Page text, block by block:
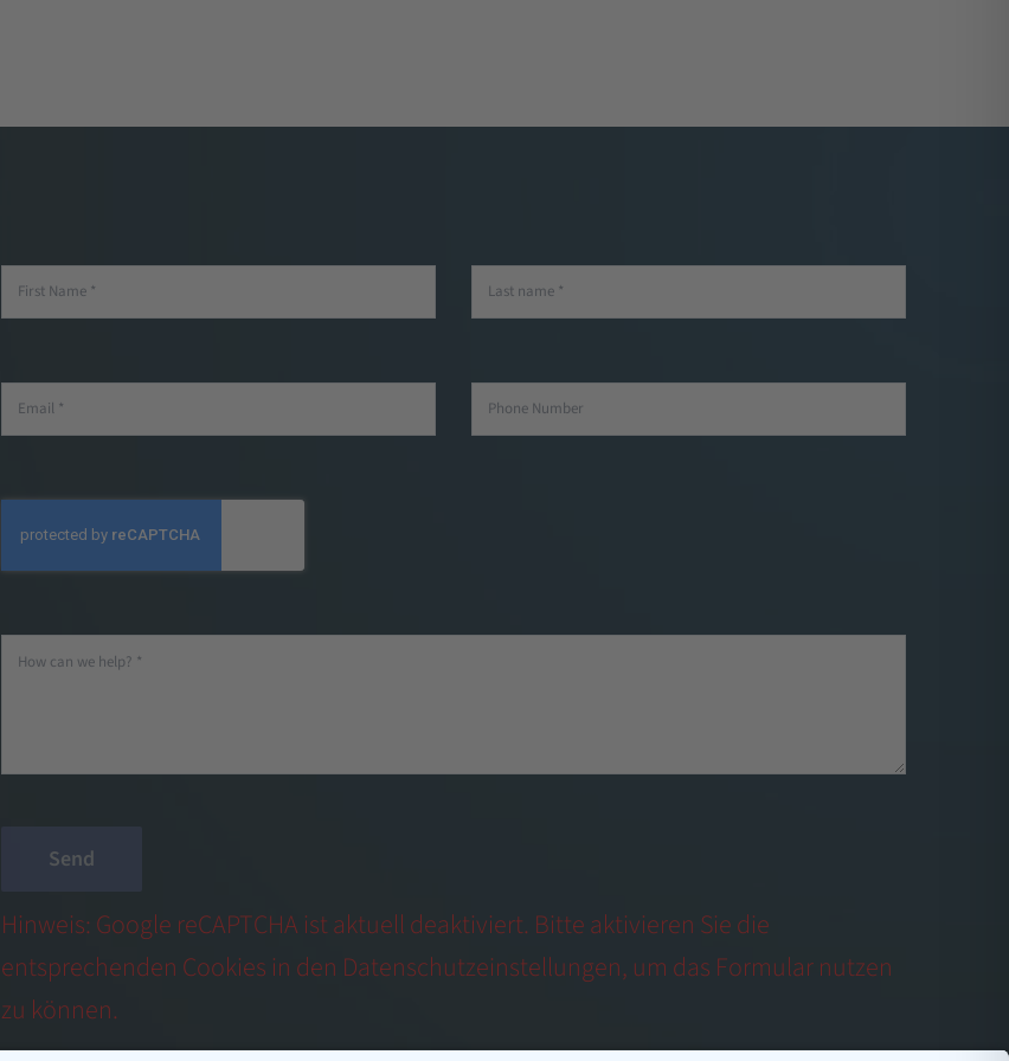
Send
Hinweis: Google reCAPTCHA ist aktuell deaktiviert. Bitte aktivieren Sie die
entsprechenden Cookies in den Datenschutzeinstellungen, um das Formular nutzen
zu können.